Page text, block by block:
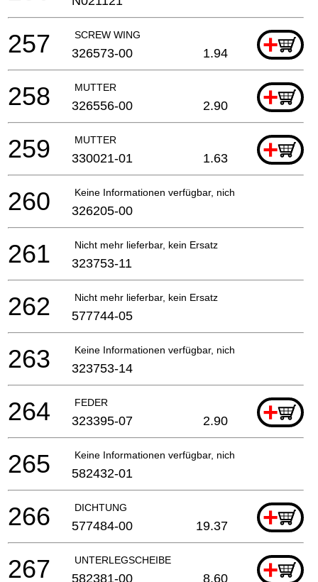
SCREW WING +
257 326573-00 1.94
MUTTER +
258 326556-00 2.90
MUTTER +
259 330021-01 1.63
Keine Informationen verfügbar, nicht bestellbar
260 326205-00
Nicht mehr lieferbar, kein Ersatz
261 323753-11
Nicht mehr lieferbar, kein Ersatz
262 577744-05
Keine Informationen verfügbar, nicht bestellbar
263 323753-14
FEDER +
264 323395-07 2.90
Keine Informationen verfügbar, nicht bestellbar
265 582432-01
DICHTUNG +
266 577484-00 19.37
UNTERLEGSCHEIBE +
267 582381-00 8.60